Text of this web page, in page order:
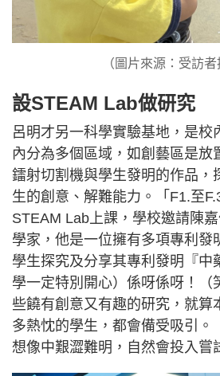
（圖片來源：受訪者
設STEAM Lab做研究
呂明才另一科學實驗基地，是校
內分為多個區域，如創藝區是放
鐳射切割機與學生發明的作品，
生的創意、解難能力。「F1.至
STEAM Lab上課，學校邀請陳
學家，他是一位擁有多項專利發
學生探究及分享其專利發明『中
學一定特別開心）係呀係呀！（
些饒有創意又有趣的研究，就算
多熱忱的學生，都會備受吸引。
想像中艱澀難明，自然會投入嘗